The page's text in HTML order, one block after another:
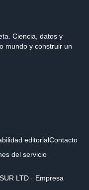
Ciencia, datos y
mundo y construir un
editorialContacto
del servicio
LTD · Empresa